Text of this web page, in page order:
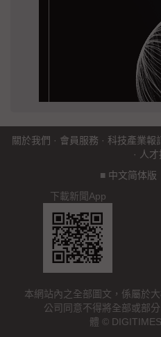
關於我們 · 會員服務 · 科技產業報
· 人
■ 中文简体版
下載新聞App
本網站內之全部圖文，係屬於
公司同意不得將全部或部
體 ©